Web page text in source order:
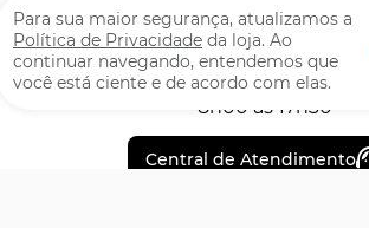
Para sua maior segurança, atualizamos a
Política de Privacidade da loja. Ao
continuar navegando, entendemos que
você está ciente e de acordo com elas.
Horários
Segunda à Sexta
8h00 às 17h30
Central de Atendimento